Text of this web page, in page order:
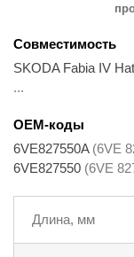
Совместимость
SKODA Fabia IV
...
OEM-коды
6VE827550A (6VE
6VE827550 (6VE
Длина, мм